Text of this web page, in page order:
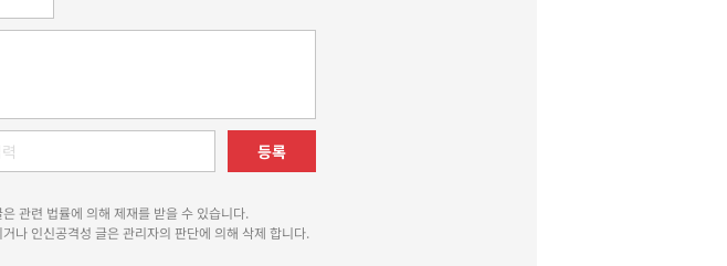
등록
관련 법률에 의해 제재를 받을 수 있습니다.
나 인신공격성 글은 관리자의 판단에 의해 삭제 합니다.